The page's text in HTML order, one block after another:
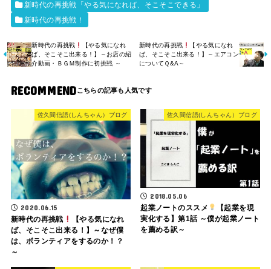
新時代の再挑戦「やる気になれば、そこそこできる」
新時代の再挑戦！
新時代の再挑戦
【やる気になれ
ば、そこそこ出来る！】～お店の紹
介動画・ＢＧＭ制作に初挑戦 ～
新時代の再挑戦
【やる気になれ
ば、そこそこ出来る！】～エアコン
についてＱ&A～
RECOMMEND
佐久間信語(しんちゃん）ブログ
2020.06.15
新時代の再挑戦
【やる気になれ
ば、そこそこ出来る！】～なぜ僕
は、ボランティアをするのか！？
～
佐久間信語(しんちゃん）ブログ
2018.05.06
起業ノートのススメ
【起業を現
実化する】第1話 ～僕が起業ノート
を薦める訳～